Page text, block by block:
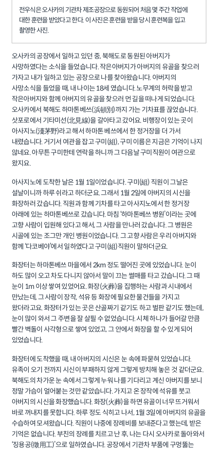
전우식은 오사카의 기관차 제조공장으로 동원되어 처음 몇 주간 작업에
대한 훈련을 받았다고 한다. 이 사진은 훈련을 받을 당시 훈련복을 입고
촬영한 사진.
오사카의 공장에서 일하고 있던 중, 북해도로 동원된 아버지가
사망하였다는 소식을 들었습니다. 작은아버지가 아버지의 유골을 찾으러
가자고 내가 일하고 있는 공장으로 나를 찾아왔습니다. 아버지의
사망소식을 들었을 때, 내 나이는 18세 였습니다. 노무계의 허락을 받고
작은아버지와 함께 아버지의 유골을 찾으러 먼 길을 떠나게 되었습니다.
오사카에서 북해도 하마톤베쓰(浜頓別)까지 가는 기차표를 끊었습니다.
삿포로에서 기타미선(北見線)을 갈아타고 갔어요. 비행장이 있는 곳이
아사지노(淺茅野)라고 해서 하마톤 베쓰에서 한 정거장을 더 가서
내렸습니다. 거기서 여관을 잡고 구미(組), 구미 이름은 지금은 기억이 나지
않네요. 아무튼 구미한테 연락을 하니까 그 다음날 구미직원이 여관으로
왔지요.
아사지노에 도착한 날은 1월 1일이었습니다. 구미(組) 직원이 그날은
설날이니까 하루 쉬라고 하더군요. 그래서 1월 2일에 아버지의 시신을
화장하러 갔습니다. 직원과 함께 기차를 타고 아사지노에서 한 정거장
아래에 있는 하마톤베쓰로 갔습니다. 마침 ‘하마톤베쓰 병원’이라는 곳에
고향 사람이 입원해 있다고 해서, 그 사람을 만나러 갔습니다. 그 병원은
시골에 있는 조그만 개인 병원이었습니다. 그 고향 사람은 우리 아버지와
함께 ‘다코베야’에서 일하였다고 구미(組)직원이 말하더군요.
화장터는 하마톤베쓰 마을에서 2km 정도 떨어진 곳에 있었습니다. 눈이
하도 많이 오고 차도 다니지 않아서 말이 끄는 썰매를 타고 갔습니다. 그 때
눈이 1m 이상 쌓여 있었어요. 화장(火葬)을 집행하는 사람과 시내에서
만났는데, 그 사람이 장작, 석유 등 화장에 필요한 물건들을 가지고
왔더라고요. 화장터가 있는 곳은 산골짜기 같기도 하고 벌판 같기도 했는데,
눈이 많이 와서 그 주변을 잘 살필 수 없었습니다. 시체 하나가 들어갈 만큼
빨간 벽돌이 사각형으로 쌓여 있었고, 그 안에서 화장을 할 수 있게 되어
있었습니다.
화장터에 도착했을 때, 내 아버지의 시신은 눈 속에 파묻혀 있었습니다.
유족이 오기 전까지 시신이 부패하지 않게 그렇게 방치해 놓은 것 같더군요.
북해도의 차가운 눈 속에서 그렇게 누워 나를 기다리고 계신 아버지를 보니
정말 가슴이 얼어붙는 것만 같았습니다. 가지고 온 장작에 석유를 붓고
아버지의 시신을 화장했습니다. 화장(火葬)을 하면 유골이 너무 뜨거워서
바로 꺼내지를 못합니다. 하루 정도 식히고 나서, 1월 3일에 아버지의 유골을
수습하여 모셔왔습니다. 직원이 나중에 장례비를 보내준다고 했는데, 받은
기억은 없습니다. 부친의 장례를 치르고 난 후, 나는 다시 오사카로 돌아와서
‘징용공(徵用工)’으로 일하였습니다. 공장에서 기관차 부품에 구멍뚫는